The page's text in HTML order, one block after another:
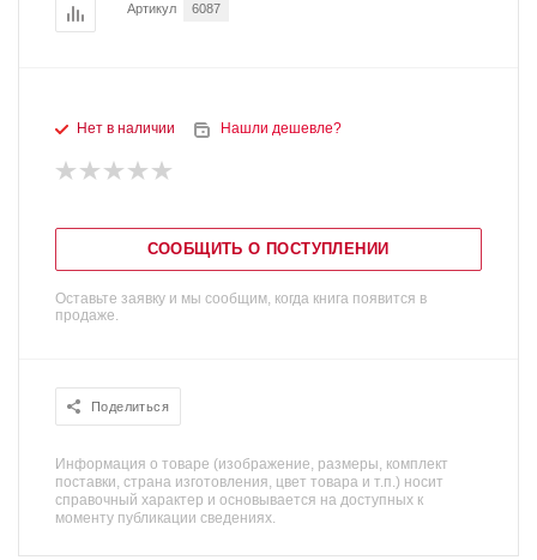
Артикул 6087
Нет в наличии Нашли дешевле?
СООБЩИТЬ О ПОСТУПЛЕНИИ
Оставьте заявку и мы сообщим, когда книга появится в
продаже.
Поделиться
Информация о товаре (изображение, размеры, комплект
поставки, страна изготовления, цвет товара и т.п.) носит
справочный характер и основывается на доступных к
моменту публикации сведениях.